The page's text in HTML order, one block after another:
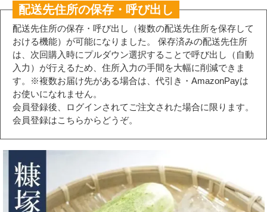
配送先住所の保存・呼び出し
配送先住所の保存・呼び出し（複数の配送先住所を保存して
おける機能）が可能になりました。 保存済みの配送先住所
は、次回購入時にプルダウン選択することで呼び出し（自動
入力）が行えるため、住所入力の手間を大幅に削減できま
す。※複数お届け先がある場合は、代引き・AmazonPayは
お使いになれません。
会員登録後、ログインされてご注文された場合に限ります。
会員登録はこちらからどうぞ。